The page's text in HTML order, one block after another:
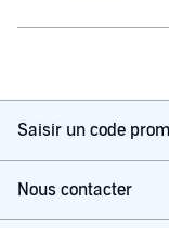
Saisir un code
Nous contacter